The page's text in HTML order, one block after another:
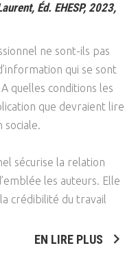
Éd. EHESP, 2023,
ne sont-ils pas
qui se sont
quelles conditions les
que devraient lire
sociale.
sécurise la relation
les auteurs. Elle
crédibilité du travail
EN LIRE PLUS